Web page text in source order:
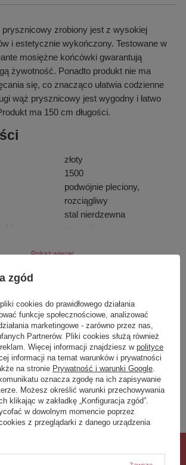
zrobiony jest z wysokiej
i estetycznie wykończony. Testowane w
mosiężne końcówki gwarantują
żywotność. Ponadto produkt nie ma
się, co znacząco ułatwia codzienne
wąż prysznicowy jest wygodny i łatwo
ma 150 cm długości.
złoty
1500
podwójnie pleciony,
rozciągliwy
stal nierdzewna
baterii -
1/2''
-
-
wody
6
2
Tak
Pokaż więcej
Marka Deante
za ten
terenie UE
Deante Sp. z o. o. Więcej
Symbol XDCA7VFA1
pomocy? Masz pytania?
niezwłocznie,
i odpowiedzi publikując
Zadaj pytanie
swoją opinię
zgód
cookies do prawidłowego działania
funkcje społecznościowe, analizować
marketingowe - zarówno przez nas,
Partnerów. Pliki cookies służą również
Więcej informacji znajdziesz w polityce
informacji na temat warunków i prywatności
na stronie Prywatność i warunki Google
oznacza zgodę na ich zapisywanie
Możesz określić warunki przechowywania
klikając w zakładkę „Konfiguracja zgód”.
w dowolnym momencie poprzez
z przeglądarki z danego urządzenia